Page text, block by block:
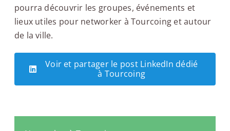
pourra découvrir les groupes, événements et
lieux utiles pour networker à Tourcoing et autour
de la ville.
Voir et partager le post LinkedIn dédié
à Tourcoing